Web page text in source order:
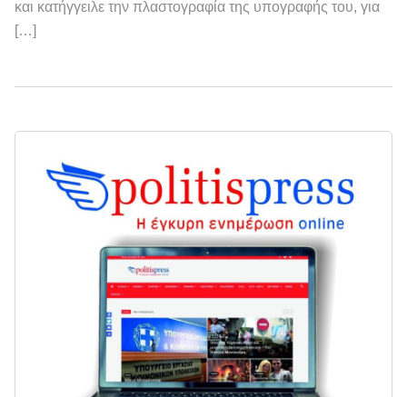
και κατήγγειλε την πλαστογραφία της υπογραφής του, για
[…]